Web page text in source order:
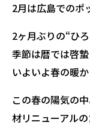
2月は広島でのポ
2ヶ月ぶりの“ひ
季節は暦では啓
いよいよ春の暖
この春の陽気の
材リニューアル